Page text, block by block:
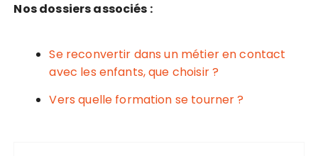
Nos dossiers associés :
Se reconvertir dans un métier en contact
avec les enfants, que choisir ?
Vers quelle formation se tourner ?